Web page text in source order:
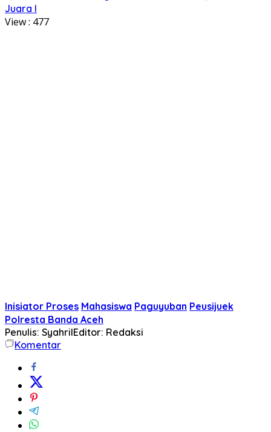
Juara I
View : 477
Inisiator Proses Mahasiswa Paguyuban Peusijuek
Polresta Banda Aceh
Penulis: SyahrilEditor: Redaksi
Komentar